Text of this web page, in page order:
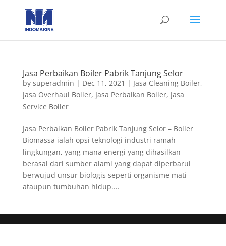
Jasa Perbaikan Boiler Pabrik Tanjung Selor
by superadmin | Dec 11, 2021 | Jasa Cleaning Boiler,
Jasa Overhaul Boiler, Jasa Perbaikan Boiler, Jasa
Service Boiler
Jasa Perbaikan Boiler Pabrik Tanjung Selor – Boiler
Biomassa ialah opsi teknologi industri ramah
lingkungan, yang mana energi yang dihasilkan
berasal dari sumber alami yang dapat diperbarui
berwujud unsur biologis seperti organisme mati
ataupun tumbuhan hidup....